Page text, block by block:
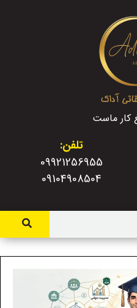
کار ماست
تلفن:
09921256955
09104908504